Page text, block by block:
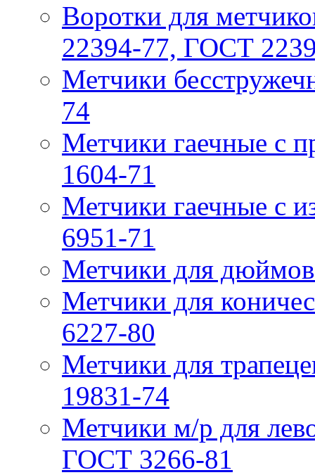
Воротки для
22394-77, ГОСТ
Метчики
74
Метчики гaечные с
1604-71
Метчики гаечные с
6951-71
Метчики для
Метчики для
6227-80
Метчики для
19831-74
Метчики м/р для
ГОСТ 3266-81